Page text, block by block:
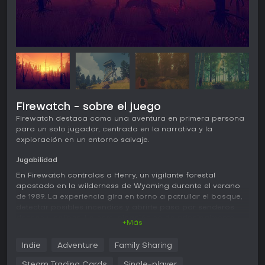
Firewatch - sobre el juego
Firewatch destaca como una aventura en primera persona
para un solo jugador, centrada en la narrativa y la
exploración en un entorno salvaje.
Jugabilidad
En Firewatch controlas a Henry, un vigilante forestal
apostado en la wilderness de Wyoming durante el verano
de 1989. La experiencia gira en torno a patrullar el bosque,
La exploración es fundamental: sales de tu torre para
+Más
Indie Adventure Family Sharing